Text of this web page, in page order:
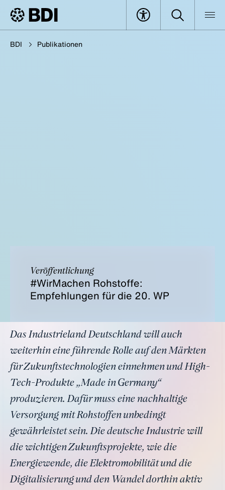
BDI Publikationen
Veröffentlichung
#WirMachen Rohstoffe:
Empfehlungen für die 20. WP
Das Industrieland Deutschland will auch
weiterhin eine führende Rolle auf den Märkten
für Zukunftstechnologien einnehmen und High-
Tech-Produkte „Made in Germany“
produzieren. Dafür muss eine nachhaltige
Versorgung mit Rohstoffen unbedingt
gewährleistet sein. Die deutsche Industrie will
die wichtigen Zukunftsprojekte, wie die
Energiewende, die Elektromobilität und die
Digitalisierung und den Wandel dorthin aktiv